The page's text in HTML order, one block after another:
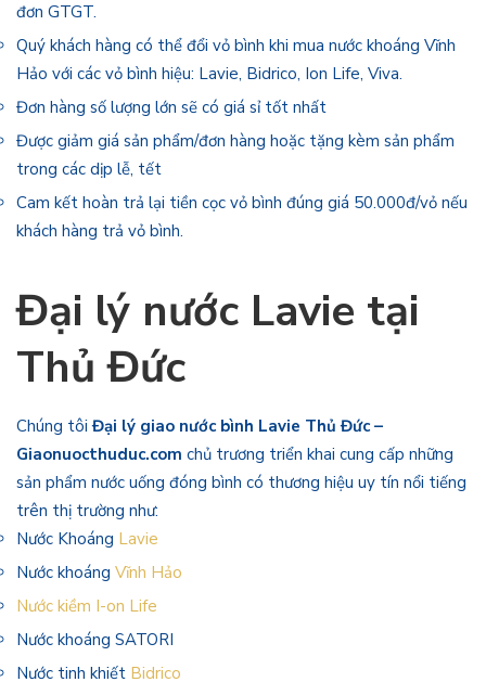
đơn GTGT.
Quý khách hàng có thể đổi vỏ bình khi mua nước khoáng Vĩnh
Hảo với các vỏ bình hiệu: Lavie, Bidrico, Ion Life, Viva.
Đơn hàng số lượng lớn sẽ có giá sỉ tốt nhất
Được giảm giá sản phẩm/đơn hàng hoặc tặng kèm sản phẩm
trong các dịp lễ, tết
Cam kết hoàn trả lại tiền cọc vỏ bình đúng giá 50.000đ/vỏ nếu
khách hàng trả vỏ bình.
Đại lý nước Lavie tại
Thủ Đức
Chúng tôi Đại lý giao nước bình Lavie Thủ Đức –
Giaonuocthuduc.com chủ trương triển khai cung cấp những
sản phẩm nước uống đóng bình có thương hiệu uy tín nổi tiếng
trên thị trường như:
Nước Khoáng Lavie
Nước khoáng Vĩnh Hảo
Nước kiềm I-on Life
Nước khoáng SATORI
Nước tinh khiết Bidrico